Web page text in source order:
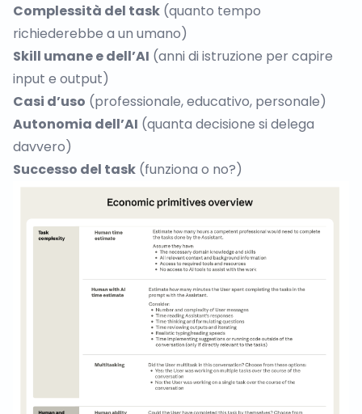
Complessità del task (quanto tempo
richiederebbe a un umano)
Skill umane e dell’AI (anni di istruzione per capire
input e output)
Casi d’uso (professionale, educativo, personale)
Autonomia dell’AI (quanta decisione si delega
davvero)
Successo del task (funziona o no?)